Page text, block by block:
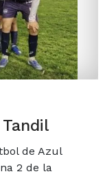
de Azul
2 de la